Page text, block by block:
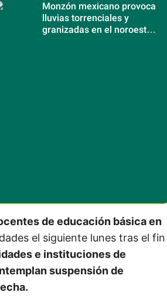
Monzón mexicano provoca
lluvias torrenciales y
granizadas en el noroeste
de educación básica en
el siguiente lunes tras el fin
e instituciones de
suspensión de